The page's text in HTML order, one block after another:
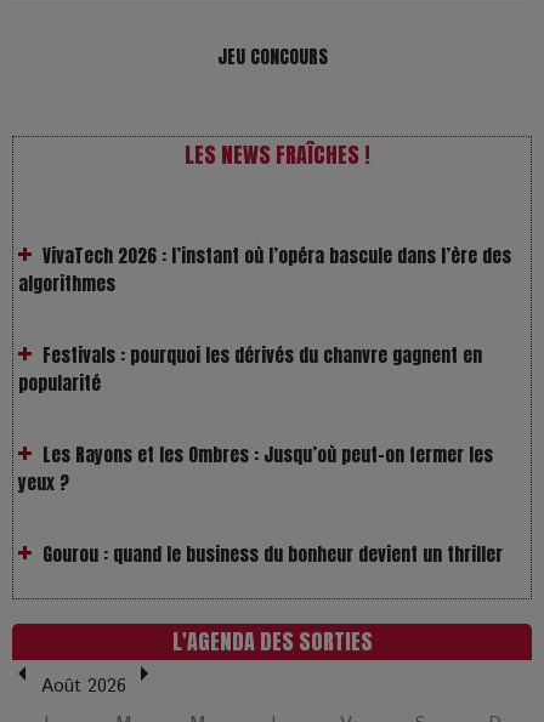
JEU CONCOURS
LES NEWS FRAÎCHES !
Festivals : pourquoi les dérivés du chanvre gagnent en
Les Rayons et les Ombres : Jusqu’où peut-on fermer les
Gourou : quand le business du bonheur devient un thriller
LOL 2.0 : aimer, grandir et se comprendre à l’ère des
L’Affaire Bojarski : entre faux billets et vraie tragédie
humaine
L'AGENDA DES SORTIES
Août 2026